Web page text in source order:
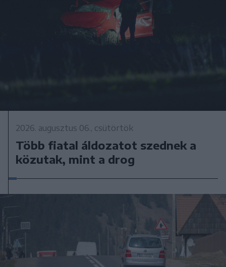
2026. augusztus 06., csütörtök
Több fiatal áldozatot szednek a
közutak, mint a drog